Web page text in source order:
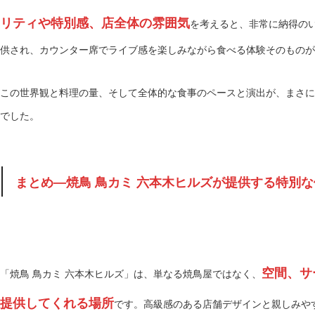
リティや特別感、店全体の雰囲気を考えると、非常に納得の
供され、カウンター席でライブ感を楽しみながら食べる体験そのもの
この世界観と料理の量、そして全体的な食事のペースと演出が、まさ
でした。
まとめ—焼鳥 鳥カミ 六本木ヒルズが提供する特別
「焼鳥 鳥カミ 六本木ヒルズ」は、単なる焼鳥屋ではなく、 空間、
提供してくれる場所です。高級感のある店舗デザインと親しみ